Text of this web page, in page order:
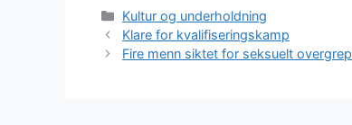
Kategorier
Kultur og underholdning
Klare for kvalifiseringskamp
Fire menn siktet for seksuelt overgrep